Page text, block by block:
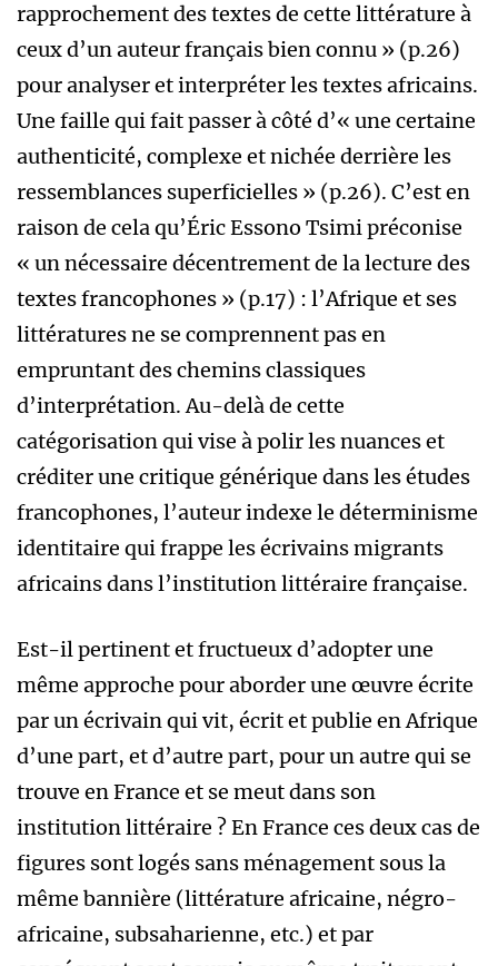
rapprochement des textes de cette littérature à
ceux d’un auteur français bien connu » (p.26)
pour analyser et interpréter les textes africains.
Une faille qui fait passer à côté d’« une certaine
authenticité, complexe et nichée derrière les
ressemblances superficielles » (p.26). C’est en
raison de cela qu’Éric Essono Tsimi préconise
« un nécessaire décentrement de la lecture des
textes francophones » (p.17) : l’Afrique et ses
littératures ne se comprennent pas en
empruntant des chemins classiques
d’interprétation. Au-delà de cette
catégorisation qui vise à polir les nuances et
créditer une critique générique dans les études
francophones, l’auteur indexe le déterminisme
identitaire qui frappe les écrivains migrants
africains dans l’institution littéraire française.
Est-il pertinent et fructueux d’adopter une
même approche pour aborder une œuvre écrite
par un écrivain qui vit, écrit et publie en Afrique
d’une part, et d’autre part, pour un autre qui se
trouve en France et se meut dans son
institution littéraire ? En France ces deux cas de
figures sont logés sans ménagement sous la
même bannière (littérature africaine, négro-
africaine, subsaharienne, etc.) et par